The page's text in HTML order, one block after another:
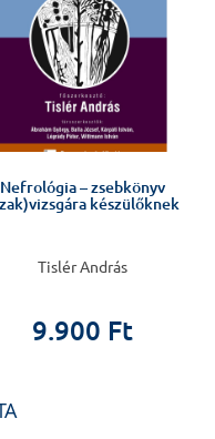
Nefrológia – zsebkönyv
készülőknek
Tislér András
9.900 Ft